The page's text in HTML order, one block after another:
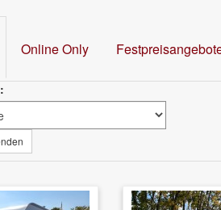
Online Only